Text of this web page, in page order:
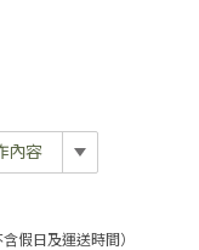
內容
假日及運送時間）